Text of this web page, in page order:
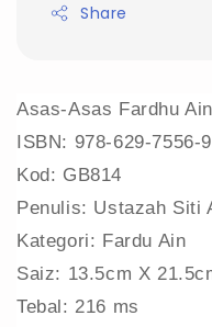
Share
Asas-Asas Fardhu
ISBN: 978-629-7556-
Kod: GB814
Penulis: Ustazah Siti
Kategori: Fardu Ain
Saiz: 13.5cm X
Tebal: 216 ms